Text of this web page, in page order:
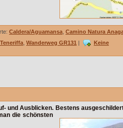
Caldera/Aguamansa Camino Natura
Wanderweg GR131
Keine
und Ausblicken. Bestens
die schönsten